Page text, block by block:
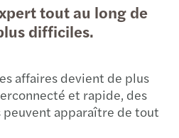
tout au long de
difficiles.
affaires devient de plus
et rapide, des
peuvent apparaître de tout